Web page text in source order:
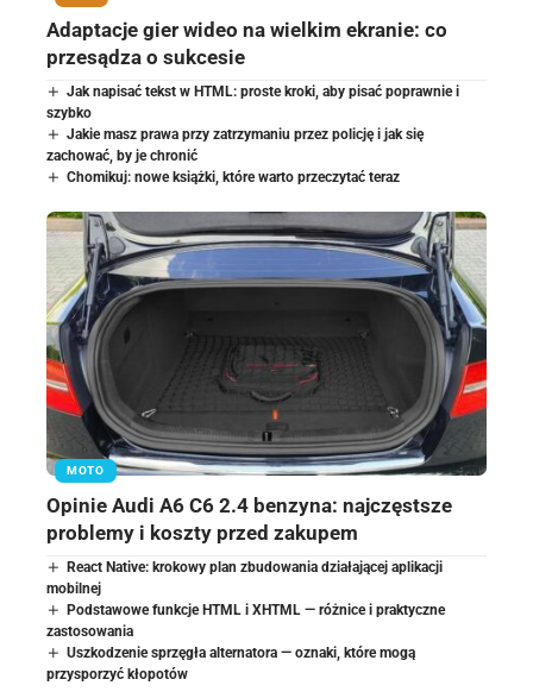
Adaptacje gier wideo na wielkim ekranie: co
przesądza o sukcesie
Jak napisać tekst w HTML: proste kroki, aby pisać poprawnie i
szybko
Jakie masz prawa przy zatrzymaniu przez policję i jak się
zachować, by je chronić
Chomikuj: nowe książki, które warto przeczytać teraz
MOTO
Opinie Audi A6 C6 2.4 benzyna: najczęstsze
problemy i koszty przed zakupem
React Native: krokowy plan zbudowania działającej aplikacji
mobilnej
Podstawowe funkcje HTML i XHTML — różnice i praktyczne
zastosowania
Uszkodzenie sprzęgła alternatora — oznaki, które mogą
przysporzyć kłopotów